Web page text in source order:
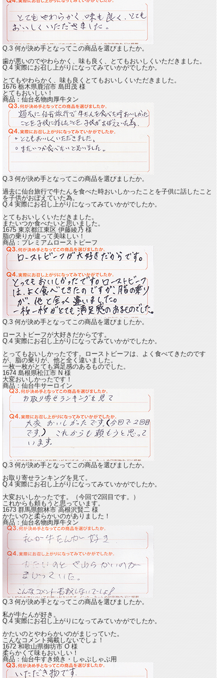
Q.3 何が決め手となってこの商品を選びましたか。
歯が悪いのでやわらかく、味も良く、とてもおいしくいただきました。
Q.4 実際にお召し上がりになってみていかがでしたか。
とてもやわらかく、味も良くとてもおいしくいただきました。
1676 栃木県鹿沼市島田茂様
とてもおいしい！
商品：仙台名物肉厚牛タン
Q.3 何が決め手となってこの商品を選びましたか。
過去に仙台旅行で牛たんを食べた時おいしかったことを子供に話したこと
を子供がおぼえていた為。
Q.4 実際にお召し上がりになってみていかがでしたか。
とてもおいしくいただきました。
またいつか食べたいと思いました。
1675 東京都江東区伊藤綾乃様
脂の乗りが違って美味しい！
商品：プレミアムローストビーフ
Q.3 何が決め手となってこの商品を選びましたか。
ローストビーフが大好きだからです。
Q.4 実際にお召し上がりになってみていかがでしたか。
とってもおいしかったです。ローストビーフは、よく食べてきたのです
が、脂の乗りが、他と全く違いました。
一枚一枚がとても満足感のあるものでした。
1674 島根県松江市N様
大変おいしかったです！
商品：仙台牛サーロイン
Q.3 何が決め手となってこの商品を選びましたか。
お取り寄せランキングを見て。
Q.4 実際にお召し上がりになってみていかがでしたか。
大変おいしかったです。（今回で2回目です。）
これからも頼もうと思っています。
1673 群馬県館林市高根沢賢二様
かたいのと柔らかいのがありました！
商品：仙台名物肉厚牛タン
Q.3 何が決め手となってこの商品を選びましたか。
私が牛たんが好き。
Q.4 実際にお召し上がりになってみていかがでしたか。
かたいのとやわらかいのがまじっていた。
こんなコメント掲載しないでしょ！
1672 和歌山県御坊市O様
柔らかくて味もおいしい！
商品：仙台牛すき焼き・しゃぶしゃぶ用